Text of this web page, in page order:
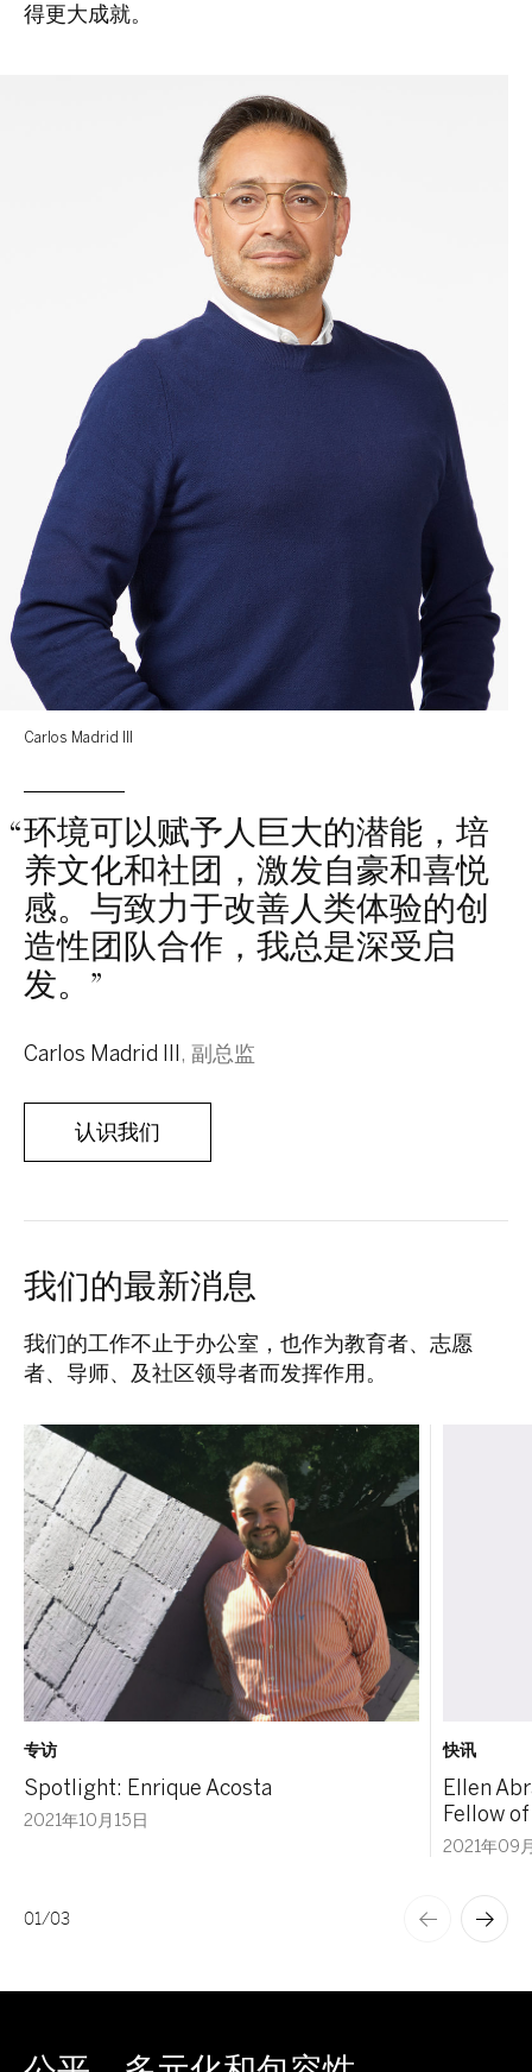
得更大成就。
Carlos Madrid III
“环境可以赋予人巨大的潜能，培
养文化和社团，激发自豪和喜悦
感。与致力于改善人类体验的创
造性团队合作，我总是深受启
发。 ”
Carlos Madrid III , 副总监
认识我们
我们的最新消息
我们的工作不止于办公室，也作为教育者、志愿
者、导师、及社区领导者而发挥作用。
专访
Spotlight: Enrique Acosta
2021年10月15日
快讯
Ellen
Fellow
2021年09
01/03